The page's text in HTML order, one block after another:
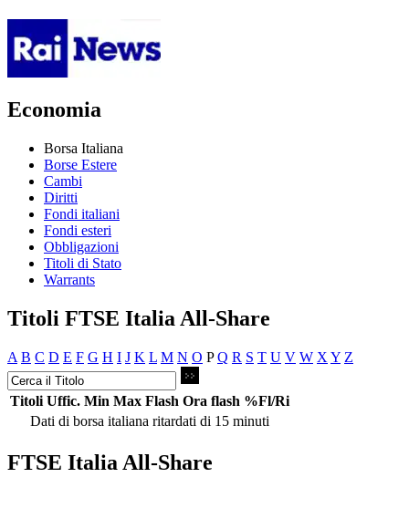
Economia
Borsa Italiana
Borse Estere
Cambi
Diritti
Fondi italiani
Fondi esteri
Obbligazioni
Titoli di Stato
Warrants
Titoli FTSE Italia All-Share
A B C D E F G H I J K L M N O PQ R S T U V W X Y Z
Titoli Uffic. Min Max Flash Ora flash %Fl/Ri
Dati di borsa italiana ritardati di 15 minuti
FTSE Italia All-Share